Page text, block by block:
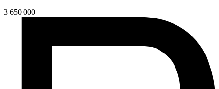
3 650 000